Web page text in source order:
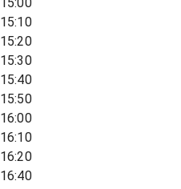
15:10
15:20
15:30
15:40
15:50
16:00
16:10
16:20
16:40